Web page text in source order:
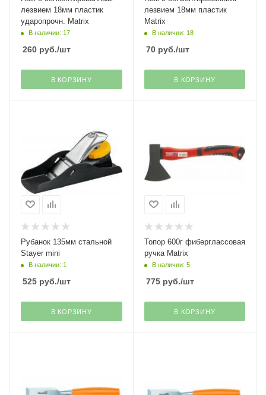
лезвием 18мм пластик
ударопрочн. Matrix
В наличии: 17
260 руб./шт
В КОРЗИНУ
лезвием 18мм пластик
Matrix
В наличии: 18
70руб./шт
В КОРЗИНУ
Рубанок 135мм стальной
Stayer mini
В наличии: 1
525 руб./шт
В КОРЗИНУ
Топор 600г фиберглассовая
ручка Matrix
В наличии: 5
775руб./шт
В КОРЗИНУ